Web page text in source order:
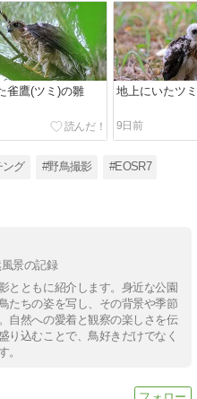
雀鷹(ツミ)の雛 地上にいたツ
9日前
ング #野鳥撮影 #EOSR7
景の記録
とともに紹介します。身近な公園
たちの姿を写し、その背景や季節
自然への愛着と観察の楽しさを伝
り込むことで、鳥好きだけでなく
。